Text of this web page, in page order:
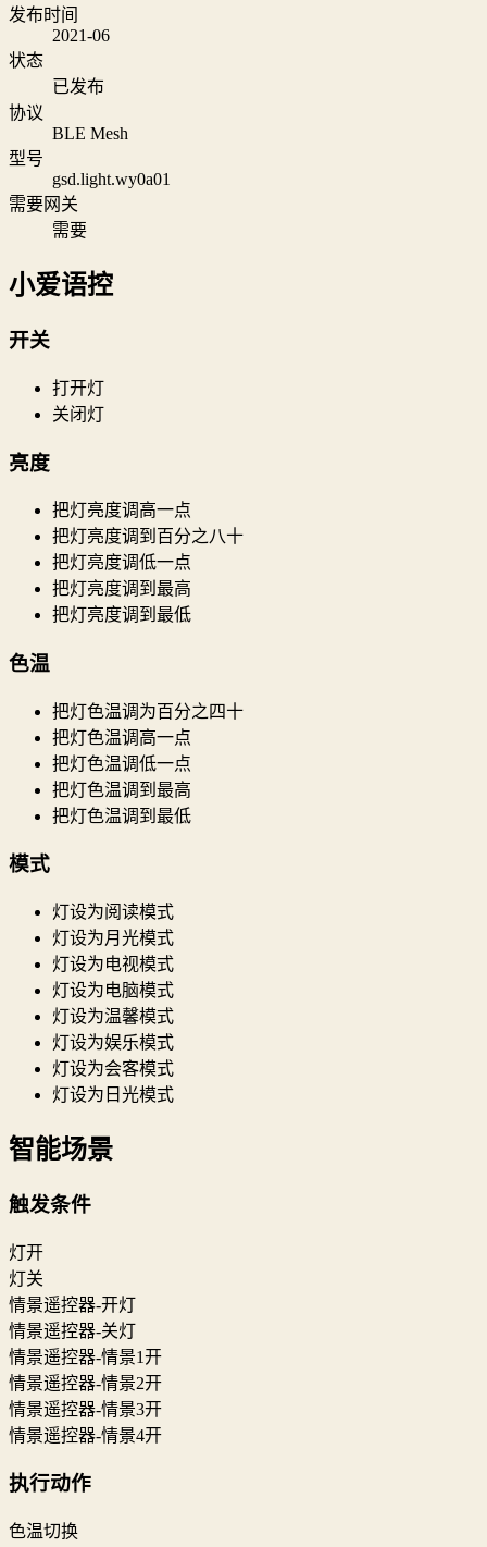
发布时间
2021-06
状态
已发布
协议
BLE Mesh
型号
gsd.light.wy0a01
需要网关
需要
小爱语控
开关
打开灯
关闭灯
亮度
把灯亮度调高一点
把灯亮度调到百分之八十
把灯亮度调低一点
把灯亮度调到最高
把灯亮度调到最低
色温
把灯色温调为百分之四十
把灯色温调高一点
把灯色温调低一点
把灯色温调到最高
把灯色温调到最低
模式
灯设为阅读模式
灯设为月光模式
灯设为电视模式
灯设为电脑模式
灯设为温馨模式
灯设为娱乐模式
灯设为会客模式
灯设为日光模式
智能场景
触发条件
灯开
灯关
情景遥控器-开灯
情景遥控器-关灯
情景遥控器-情景1开
情景遥控器-情景2开
情景遥控器-情景3开
情景遥控器-情景4开
执行动作
色温切换